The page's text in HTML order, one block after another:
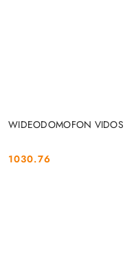
WIDEODOMOFON VIDOS
Cena:
1030.76